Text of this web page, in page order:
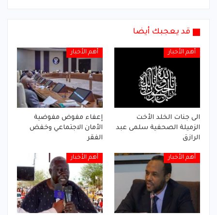
قد يعجبك أيضا
أهم الأخبار
الى جنات الخلد الأخت
الزميلة الصحفية سلمى عبد
الرازق
أهم الأخبار
إعفاء مفوض مفوضية
الأمان الاجتماعي وخفض
الفقر
أهم الأخبار أهم الأخبار